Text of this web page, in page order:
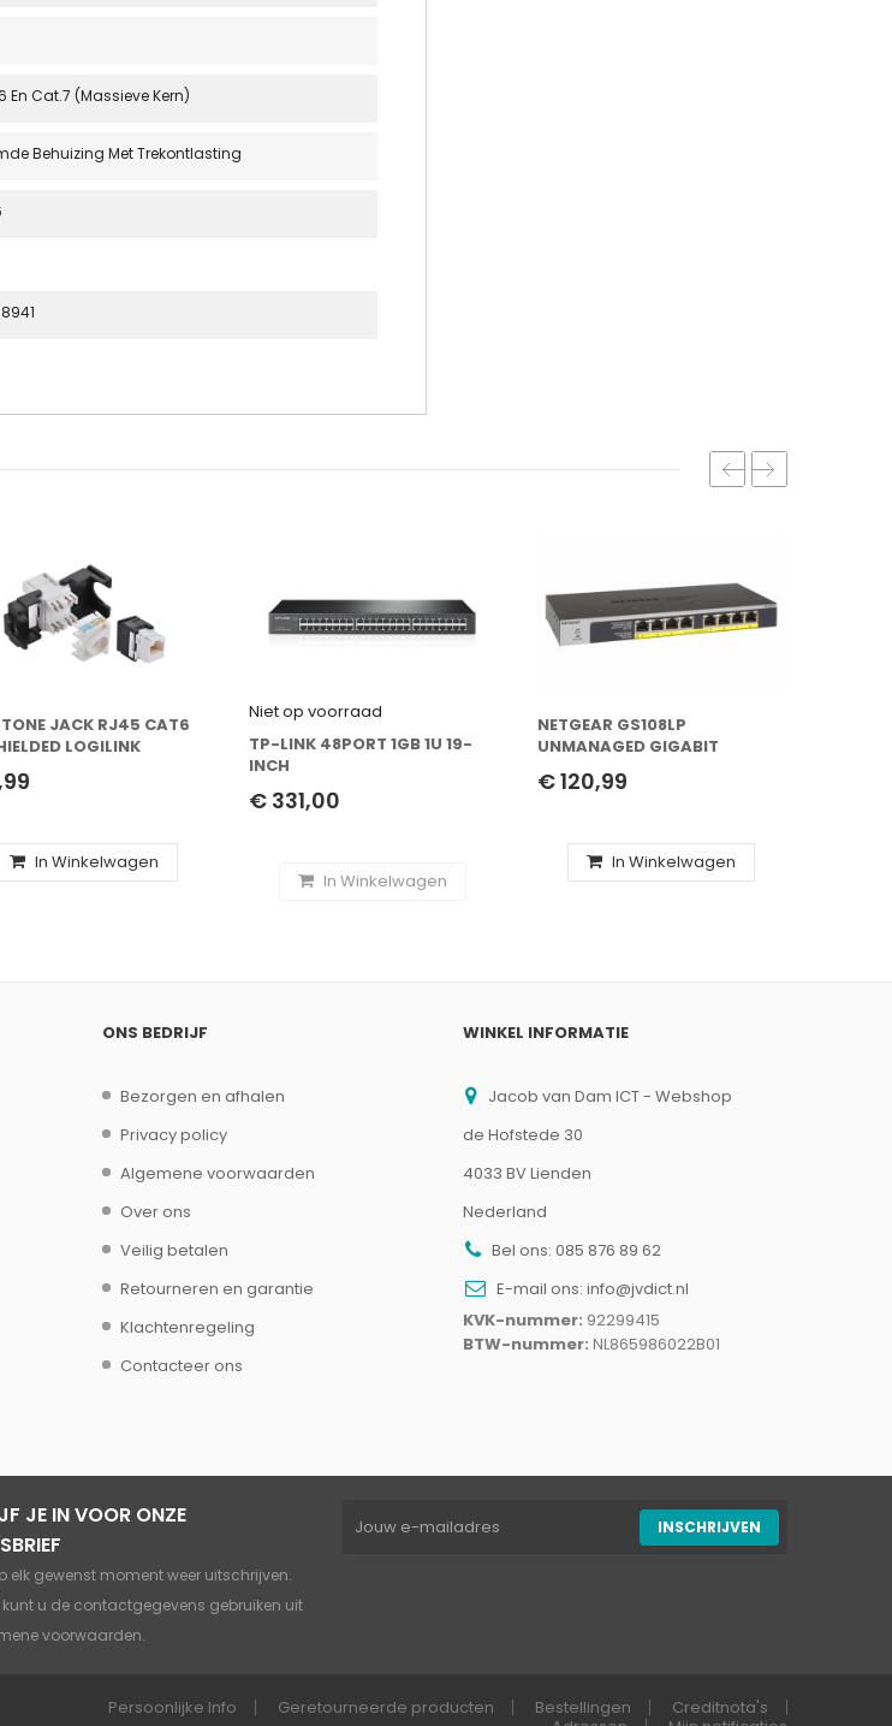
En Cat.7 (massieve Kern)
Behuizing Met Trekontlasting
JACK RJ45 CAT6
LOGILINK
In Winkelwagen
Niet op voorraad
TP-LINK 48PORT 1GB 1U 19-
INCH
€ 331,00
In Winkelwagen
NETGEAR GS108LP
UNMANAGED GIGABIT
ETHERNET (10/100/1000)
POWER OVER ETHERNET (POE)
€ 120,99
In Winkelwagen
ONS BEDRIJF
Bezorgen en afhalen
Privacy policy
Algemene voorwaarden
Over ons
Veilig betalen
Retourneren en garantie
Klachtenregeling
Contacteer ons
WINKEL INFORMATIE
Jacob van Dam ICT - Webshop
de Hofstede 30
4033 BV Lienden
Nederland
Bel ons: 085 876 89 62
E-mail ons: info@jvdict.nl
KVK-nummer: 92299415
BTW-nummer: NL865986022B01
JE IN VOOR ONZE
elk gewenst moment weer uitschrijven.
kunt u de contactgegevens gebruiken uit
voorwaarden.
Persoonlijke Info Geretourneerde producten Bestellingen
Creditnota's